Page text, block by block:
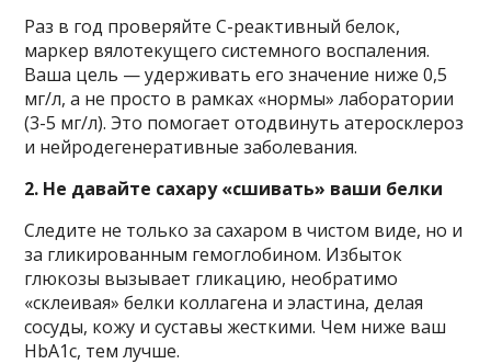
Раз в год проверяйте С-реактивный белок,
маркер вялотекущего системного воспаления.
Ваша цель — удерживать его значение ниже 0,5
мг/л, а не просто в рамках «нормы» лаборатории
(3-5 мг/л). Это помогает отодвинуть атеросклероз
и нейродегенеративные заболевания.
2. Не давайте сахару «сшивать» ваши белки
Следите не только за сахаром в чистом виде, но и
за гликированным гемоглобином. Избыток
глюкозы вызывает гликацию, необратимо
«склеивая» белки коллагена и эластина, делая
сосуды, кожу и суставы жесткими. Чем ниже ваш
HbA1c, тем лучше.